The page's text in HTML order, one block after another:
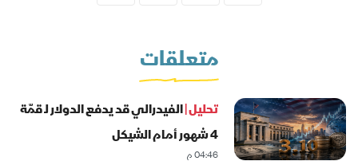
متعلقات
تحليل |الفيدرالي قد يدفع الدولار لـ قمّة
4 شهور أمام الشيكل
04:46 م